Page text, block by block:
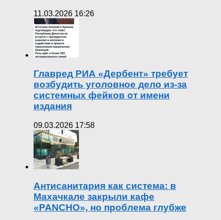
11.03.2026 16:26
Главред РИА «Дербент» требует
возбудить уголовное дело из-за
системных фейков от имени
издания
09.03.2026 17:58
Антисанитария как система: в
Махачкале закрыли кафе
«PANCHO», но проблема глубже